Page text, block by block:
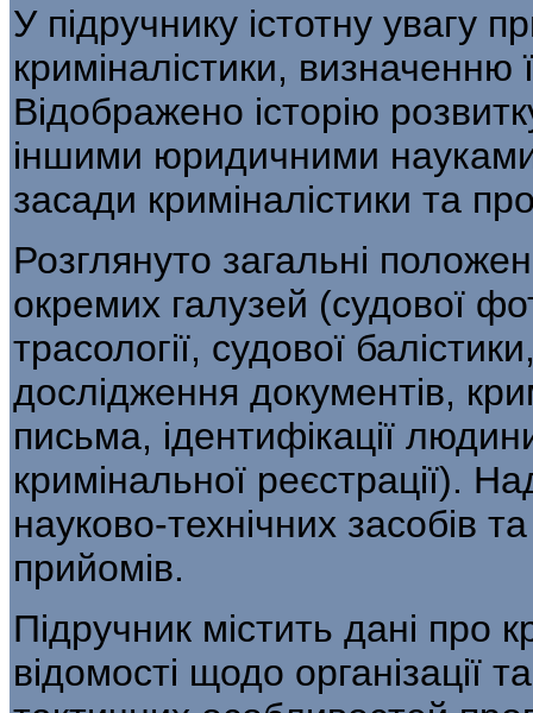
У підручнику істотну увагу
криміналі­стики,
Відображено історію
іншими юридичними
засади криміналістики та
Розглянуто загальні
окремих галузей (судової
трасології, судової
дослідження документів,
письма, ідентифікації
кримінальної реєстрації).
науково-технічних засобів
прийомів.
Підручник містить дані про
відомості щодо організації